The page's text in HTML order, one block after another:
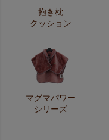
抱き枕
クッション
マグマパワー
シリーズ